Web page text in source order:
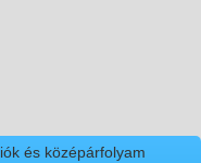
és középárfolyam